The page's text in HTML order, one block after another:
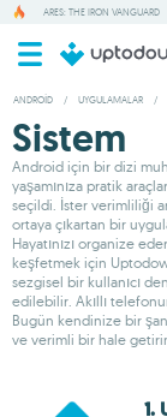
ARES: THE IRON VANGUARD
ANDROID / UYGULAMALAR /
Sistem
Android için bir dizi
yaşamınıza pratik
seçildi. İster verimliliği
ortaya çıkartan bir
Hayatınızı organize
keşfetmek için
sezgisel bir kullanıcı
edilebilir. Akıllı
Bugün kendinize bir
ve verimli bir hale
1.